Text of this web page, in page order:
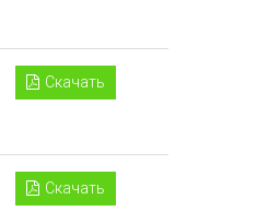
Скачать
Скачать